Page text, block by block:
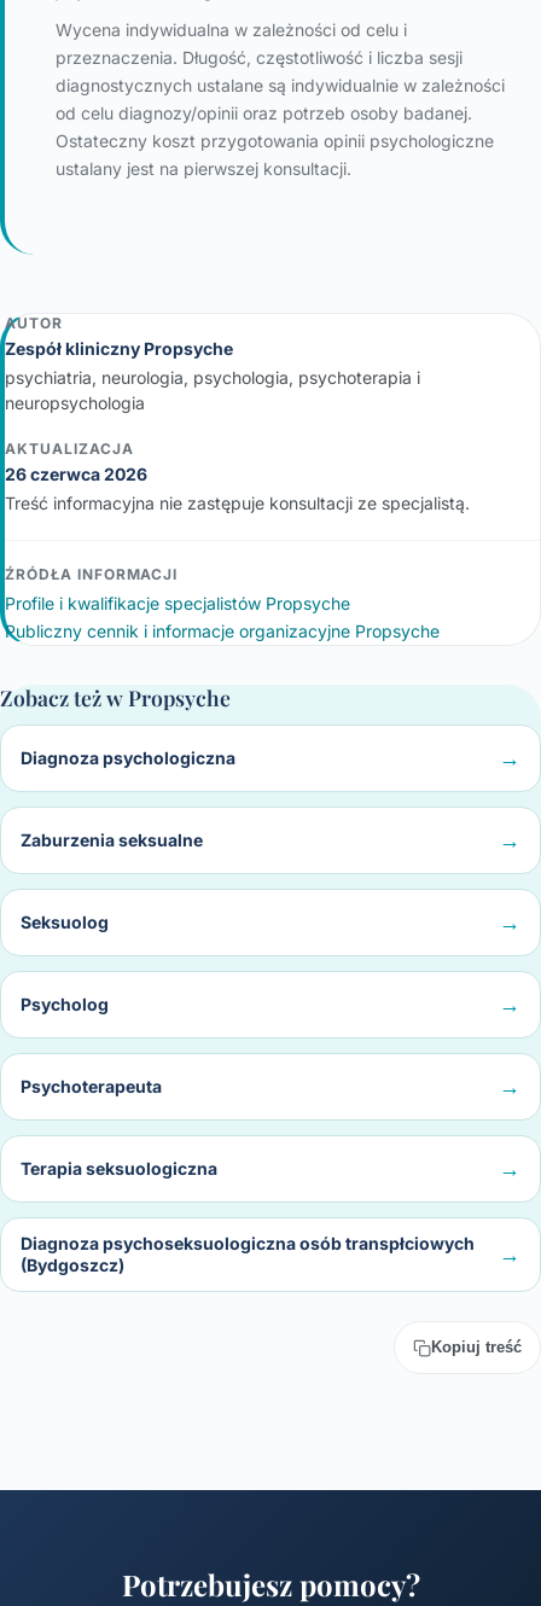
Wycena indywidualna w zależności od celu i
przeznaczenia. Długość, częstotliwość i liczba sesji
diagnostycznych ustalane są indywidualnie w zależności
od celu diagnozy/opinii oraz potrzeb osoby badanej.
Ostateczny koszt przygotowania opinii psychologiczne
ustalany jest na pierwszej konsultacji.
AUTOR
Zespół kliniczny Propsyche
psychiatria, neurologia, psychologia, psychoterapia i
neuropsychologia
AKTUALIZACJA
26 czerwca 2026
Treść informacyjna nie zastępuje konsultacji ze specjalistą.
ŹRÓDŁA INFORMACJI
Profile i kwalifikacje specjalistów Propsyche
Publiczny cennik i informacje organizacyjne Propsyche
Zobacz też w Propsyche
Diagnoza psychologiczna
Zaburzenia seksualne
Seksuolog
Psycholog
Psychoterapeuta
Terapia seksuologiczna
Diagnoza psychoseksuologiczna osób transpłciowych
(Bydgoszcz)
Kopiuj treść
Potrzebujesz pomocy?